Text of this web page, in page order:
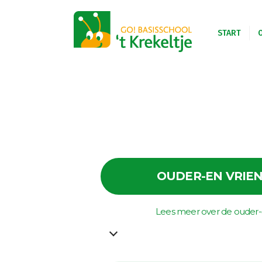
START
OUDER-EN
Lees meer over de